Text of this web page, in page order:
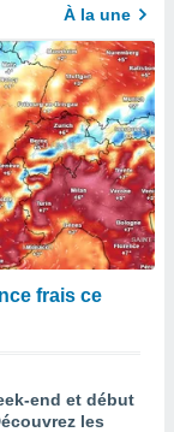
À la une
frais ce
end et début
les